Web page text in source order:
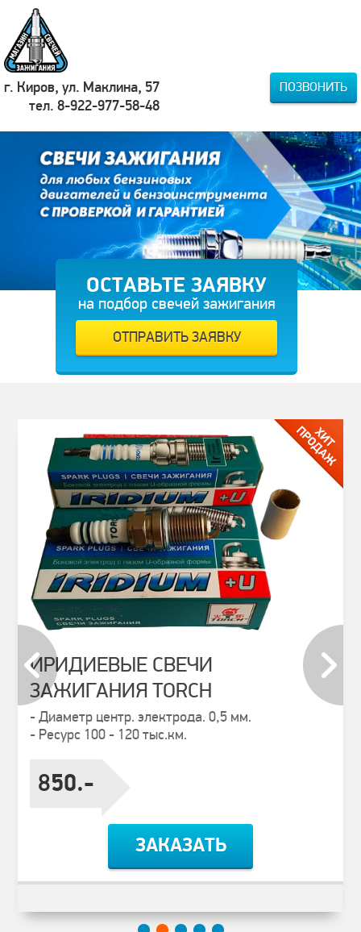
г. Киров, ул. Маклина, 57
тел. 8-922-977-58-48
ПОЗВОНИТЬ
ОСТАВЬТЕ ЗАЯВКУ
на подбор свечей зажигания
ИРИДИЕВЫЕ СВЕЧИ
ЗАЖИГАНИЯ TORCH
- Диаметр центр. электрода. 0,5 мм.
- Ресурс 100 - 120 тыс.км.
850.-
ЗАКАЗАТЬ
prev